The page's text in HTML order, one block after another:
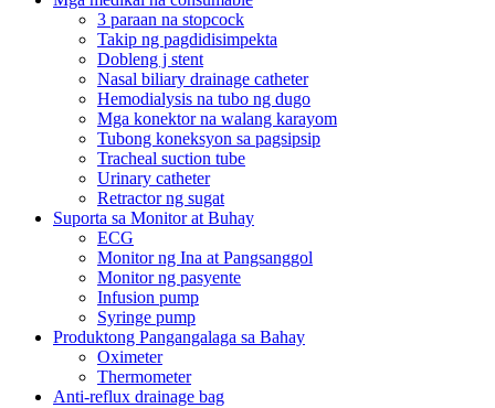
3 paraan na stopcock
Takip ng pagdidisimpekta
Dobleng j stent
Nasal biliary drainage catheter
Hemodialysis na tubo ng dugo
Mga konektor na walang karayom
Tubong koneksyon sa pagsipsip
Tracheal suction tube
Urinary catheter
Retractor ng sugat
Suporta sa Monitor at Buhay
ECG
Monitor ng Ina at Pangsanggol
Monitor ng pasyente
Infusion pump
Syringe pump
Produktong Pangangalaga sa Bahay
Oximeter
Thermometer
Anti-reflux drainage bag